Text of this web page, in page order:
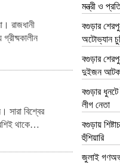
রাজধানী
সারা বিশ্বের
থাকে…
মন্ত্রী ও
বগুড়ার
অটোভ্যান
বগুড়ার
দুইজন আটক
বগুড়ার ধুনটে
লীগ নেতা
বগুড়ায়
হুঁশিয়ারি
জুলাই